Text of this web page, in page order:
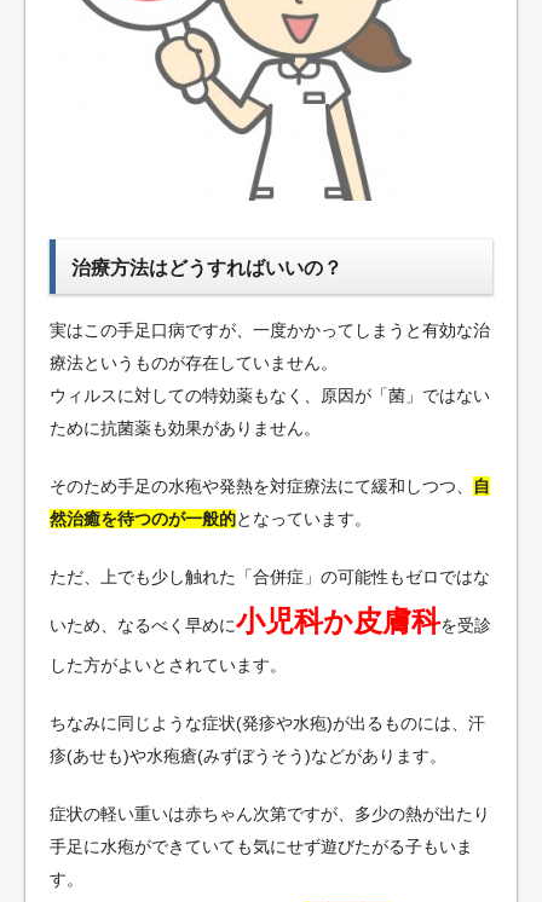
治療方法はどうすればいいの？
実はこの手足口病ですが、一度かかってしまうと有効な治
療法というものが存在していません。
ウィルスに対しての特効薬もなく、原因が「菌」ではない
ために抗菌薬も効果がありません。
そのため手足の水疱や発熱を対症療法にて緩和しつつ、
自
然治癒を待つのが一般的となっています。
ただ、上でも少し触れた「合併症」の可能性もゼロではな
いため、なるべく早めに小児科か皮膚科を受診
した方がよいとされています。
ちなみに同じような症状(発疹や水疱)が出るものには、汗
疹(あせも)や水疱瘡(みずぼうそう)などがあります。
症状の軽い重いは赤ちゃん次第ですが、多少の熱が出たり
手足に水疱ができていても気にせず遊びたがる子もいま
す。